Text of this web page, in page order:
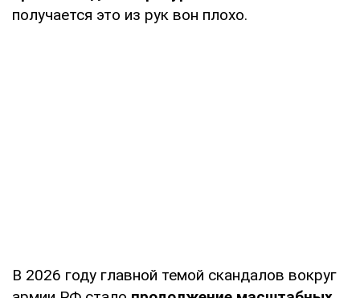
получается это из рук вон плохо.
В 2026 году главной темой скандалов вокруг